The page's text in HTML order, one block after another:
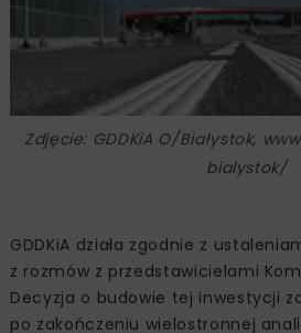
Zdjęcie: GDDKiA O/Białystok,
bialystok/
GDDKiA działa zgodnie z
z rozmów z przedstawicielami
Decyzja o budowie tej inwestycji
po zakończeniu wielostronnej